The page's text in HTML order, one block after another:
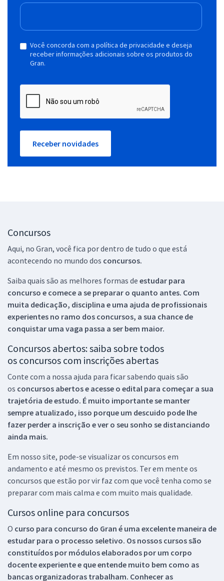
Você concorda com a política de privacidade e deseja
receber informações adicionais sobre os produtos do
Gran.
Receber novidades
Concursos
Aqui, no Gran, você fica por dentro de tudo o que está
acontecendo no mundo dos concursos.
Saiba quais são as melhores formas de estudar para
concurso e comece a se preparar o quanto antes. Com
muita dedicação, disciplina e uma ajuda de profissionais
experientes no ramo dos concursos, a sua chance de
conquistar uma vaga passa a ser bem maior.
Concursos abertos: saiba sobre todos
os concursos com inscrições abertas
Conte com a nossa ajuda para ficar sabendo quais são
os concursos abertos e acesse o edital para começar a sua
trajetória de estudo. É muito importante se manter
sempre atualizado, isso porque um descuido pode lhe
fazer perder a inscrição e ver o seu sonho se distanciando
ainda mais.
Em nosso site, pode-se visualizar os concursos em
andamento e até mesmo os previstos. Ter em mente os
concursos que estão por vir faz com que você tenha como se
preparar com mais calma e com muito mais qualidade.
Cursos online para concursos
O curso para concurso do Gran é uma excelente maneira de
estudar para o processo seletivo. Os nossos cursos são
constituídos por módulos elaborados por um corpo
docente experiente e que entende muito bem como as
bancas organizadoras trabalham. Conhecer as